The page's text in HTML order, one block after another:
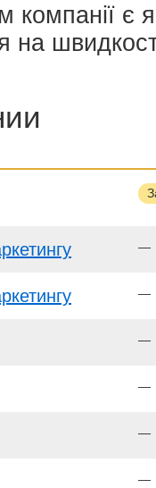
є
на
—
—
—
—
—
—